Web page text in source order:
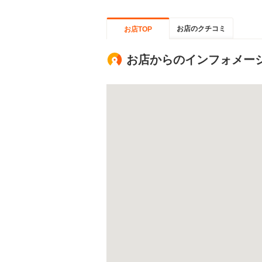
お店TOP お店のクチコミ
お店からのインフォメー